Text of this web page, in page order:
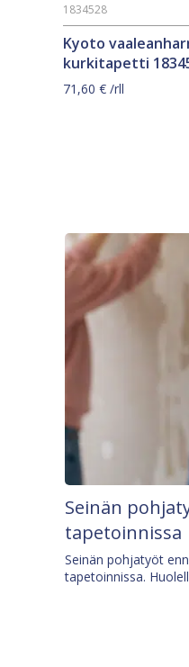
Kyoto
kurkitapetti
1834528
71,60 € /rll
Seinän
tapetoinnissa
Seinän pohjatyöt
tapetoinnissa.